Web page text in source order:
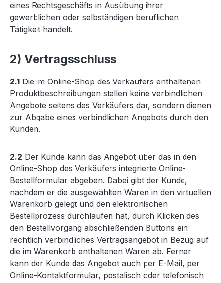
eines Rechtsgeschäfts in Ausübung ihrer
gewerblichen oder selbständigen beruflichen
Tätigkeit handelt.
2) Vertragsschluss
2.1 Die im Online-Shop des Verkäufers enthaltenen
Produktbeschreibungen stellen keine verbindlichen
Angebote seitens des Verkäufers dar, sondern dienen
zur Abgabe eines verbindlichen Angebots durch den
Kunden.
2.2 Der Kunde kann das Angebot über das in den
Online-Shop des Verkäufers integrierte Online-
Bestellformular abgeben. Dabei gibt der Kunde,
nachdem er die ausgewählten Waren in den virtuellen
Warenkorb gelegt und den elektronischen
Bestellprozess durchlaufen hat, durch Klicken des
den Bestellvorgang abschließenden Buttons ein
rechtlich verbindliches Vertragsangebot in Bezug auf
die im Warenkorb enthaltenen Waren ab. Ferner
kann der Kunde das Angebot auch per E-Mail, per
Online-Kontaktformular, postalisch oder telefonisch